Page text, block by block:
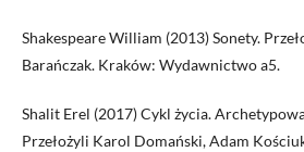
Shakespeare William (2013) Sonety.
Barańczak. Kraków: Wydawnictwo a5.
Shalit Erel (2017) Cykl życia.
Przełożyli Karol Domański, Adam